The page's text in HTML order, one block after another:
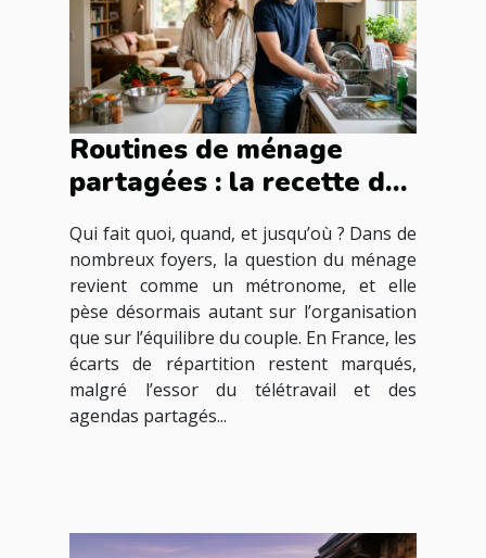
Routines de ménage
partagées : la recette du
Qui fait quoi, quand, et jusqu’où ? Dans de
nombreux foyers, la question du ménage
revient comme un métronome, et elle
pèse désormais autant sur l’organisation
que sur l’équilibre du couple. En France, les
écarts de répartition restent marqués,
malgré l’essor du télétravail et des
agendas partagés...